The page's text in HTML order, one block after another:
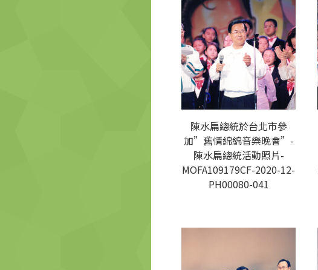
陳水扁總統於台北市參
加”舊情綿綿音樂晚會”-
陳水扁總統活動照片-
MOFA109179CF-2020-12-
PH00080-041